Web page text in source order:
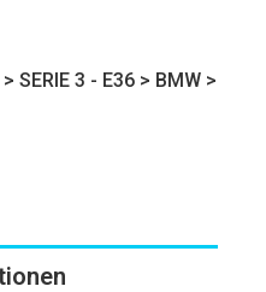
SERIE 3 - E36 > BMW >